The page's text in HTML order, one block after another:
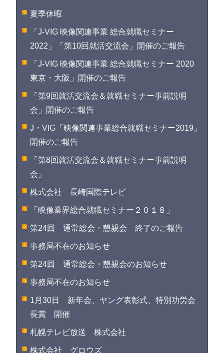
夏季休暇
「J-VIG 映像関連事業 総合就職セミナー
2022」「第10回就活交流会」開催のご報告
「J-VIG 映像関連事業 総合就職セミナー 2020
東京・大阪」開催のご報告
「第9回就活交流会＆就職セミナー事前説明
会」開催のご報告
J・VIG「映像関連事業総合就職セミナー2019」
開催のご報告
「第8回就活交流会＆就職セミナー事前説明
会」
株式会社 長崎国際テレビ
「映像業界総合就職セミナー２０１８」
第24回 通常総会・懇親会 終了のご報告
事務局不在のお知らせ
第24回 通常総会・懇親会のお知らせ
事務局不在のお知らせ
1月30日 新年会、ヤング表彰式、特別功労会
長賞 開催
札幌テレビ放送 株式会社
株式会社 グロウズ